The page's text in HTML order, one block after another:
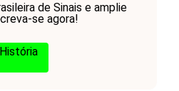
de Sinais e amplie
se agora!